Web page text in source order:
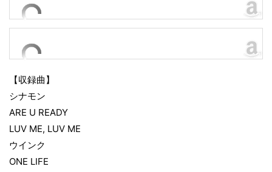
【収録曲】
シナモン
ARE U READY
LUV ME, LUV ME
ウインク
ONE LIFE